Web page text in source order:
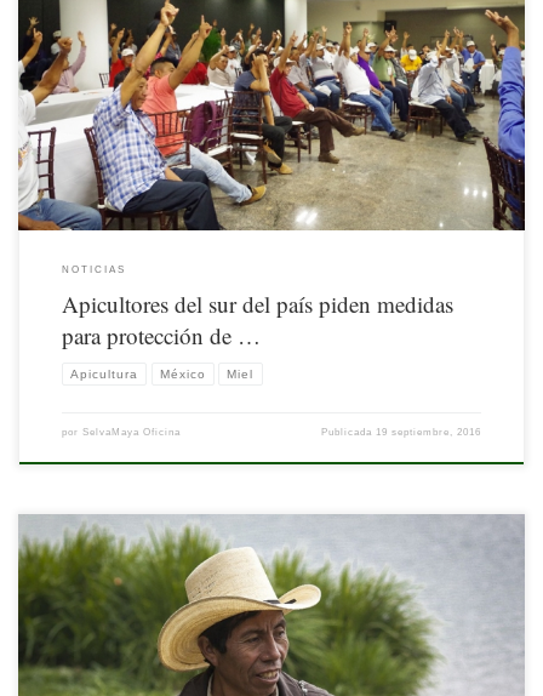
Nota Publicada por InfoRural, el 15 de septiuembre de 2016
[…]
NOTICIAS
Apicultores del sur del país piden medidas
para protección de …
Apicultura México Miel
por SelvaMaya Oficina Publicada 19 septiembre, 2016
Nota publicada por el Consejo Nacional de Áreas Protegidas (CONAP)
[…]